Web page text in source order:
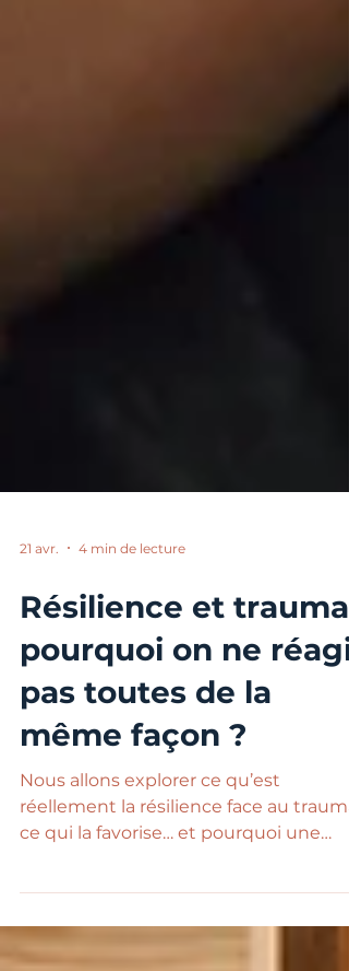
21 avr. 4 min de lecture
Résilience et trauma :
pourquoi on ne réagit
pas toutes de la
même façon ?
Nous allons explorer ce qu’est
change profondément la manière
d’accompagner ces vécus.